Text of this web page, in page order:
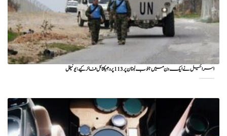
اسرائیل نے ایک دن میں جنوب لبنان پر 113 پروجیکٹائل فائر کیے: یونیفل